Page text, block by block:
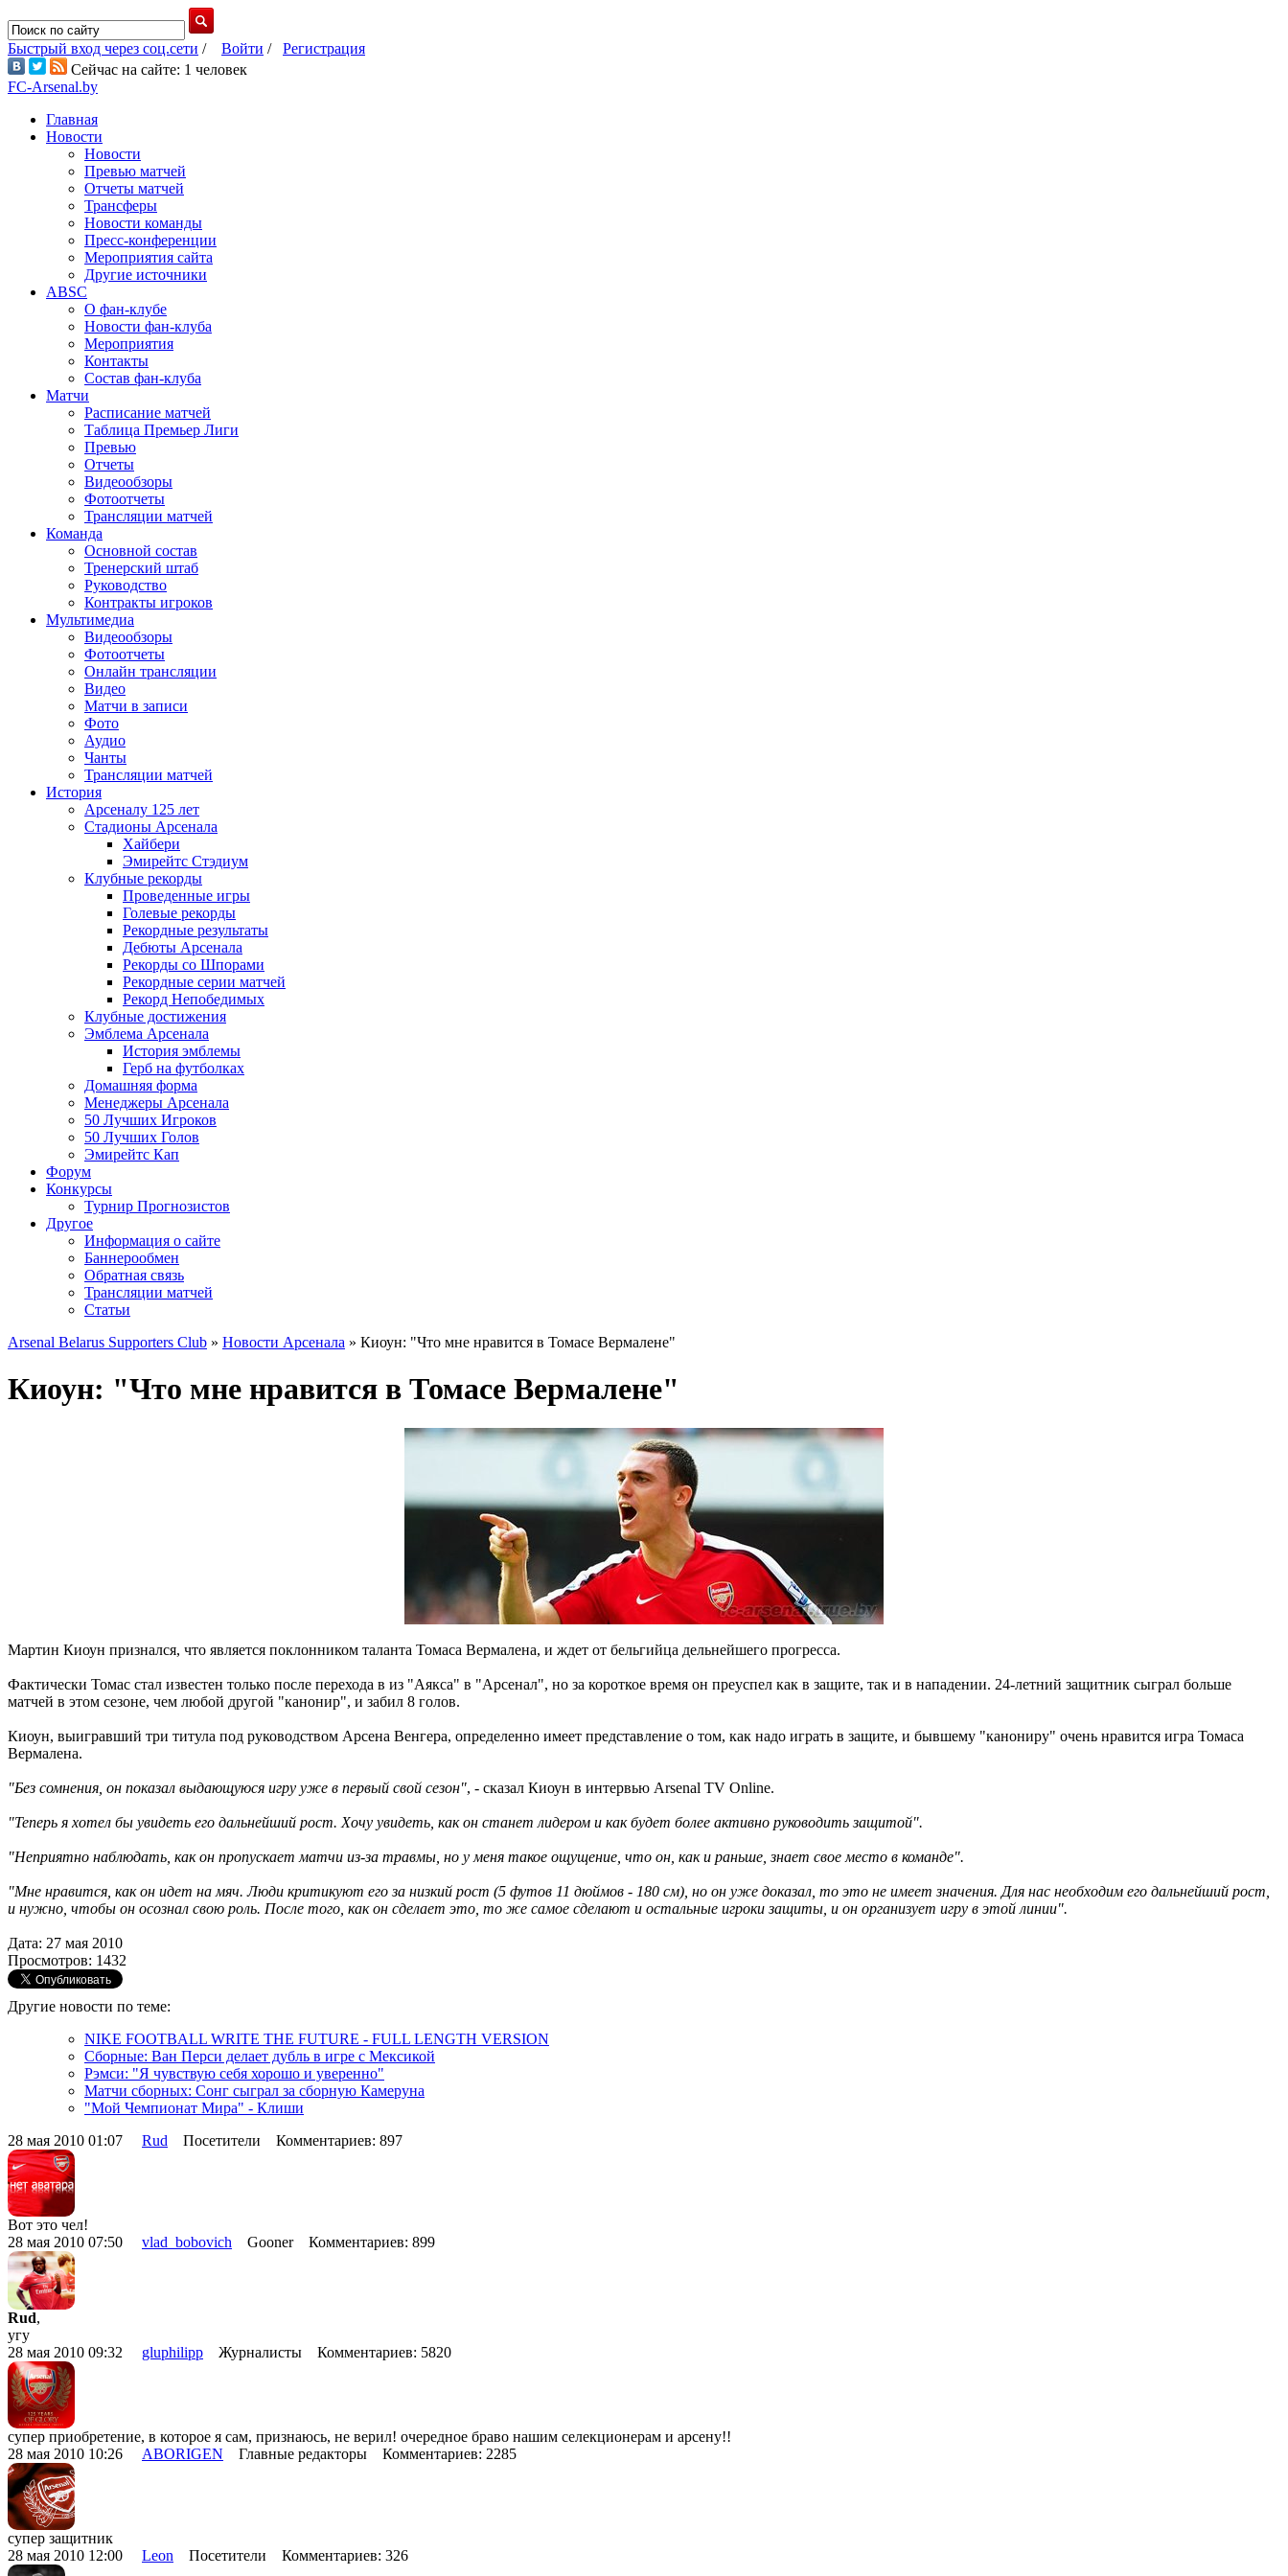
Быстрый вход через соц.сети / Войти / Регистрация
Сейчас на сайте: 1 человек
FC-Arsenal.by
Главная
Новости
Новости
Превью матчей
Отчеты матчей
Трансферы
Новости команды
Пресс-конференции
Мероприятия сайта
Другие источники
ABSC
О фан-клубе
Новости фан-клуба
Мероприятия
Контакты
Состав фан-клуба
Матчи
Расписание матчей
Таблица Премьер Лиги
Превью
Отчеты
Видеообзоры
Фотоотчеты
Трансляции матчей
Команда
Основной состав
Тренерский штаб
Руководство
Контракты игроков
Мультимедиа
Видеообзоры
Фотоотчеты
Онлайн трансляции
Видео
Матчи в записи
Фото
Аудио
Чанты
Трансляции матчей
История
Арсеналу 125 лет
Стадионы Арсенала
Хайбери
Эмирейтс Стэдиум
Клубные рекорды
Проведенные игры
Голевые рекорды
Рекордные результаты
Дебюты Арсенала
Рекорды со Шпорами
Рекордные серии матчей
Рекорд Непобедимых
Клубные достижения
Эмблема Арсенала
История эмблемы
Герб на футболках
Домашняя форма
Менеджеры Арсенала
50 Лучших Игроков
50 Лучших Голов
Эмирейтс Кап
Форум
Конкурсы
Турнир Прогнозистов
Другое
Информация о сайте
Баннерообмен
Обратная связь
Трансляции матчей
Статьи
Arsenal Belarus Supporters Club » Новости Арсенала » Киоун: "Что мне нравится в Томасе Вермалене"
Киоун: "Что мне нравится в Томасе Вермалене"
Мартин Киоун признался, что является поклонником таланта Томаса Вермалена, и ждет от бельгийца дельнейшего прогресса.
Фактически Томас стал известен только после перехода в из "Аякса" в "Арсенал", но за короткое время он преуспел как в защите, так и в нападении. 24-летний защитник сыграл больше
матчей в этом сезоне, чем любой другой "канонир", и забил 8 голов.
Киоун, выигравший три титула под руководством Арсена Венгера, определенно имеет представление о том, как надо играть в защите, и бывшему "канониру" очень нравится игра Томаса
Вермалена.
"Без сомнения, он показал выдающуюся игру уже в первый свой сезон", - сказал Киоун в интервью Arsenal TV Online.
"Теперь я хотел бы увидеть его дальнейший рост. Хочу увидеть, как он станет лидером и как будет более активно руководить защитой".
"Неприятно наблюдать, как он пропускает матчи из-за травмы, но у меня такое ощущение, что он, как и раньше, знает свое место в команде".
"Мне нравится, как он идет на мяч. Люди критикуют его за низкий рост (5 футов 11 дюймов - 180 см), но он уже доказал, то это не имеет значения. Для нас необходим его дальнейший рост,
и нужно, чтобы он осознал свою роль. После того, как он сделает это, то же самое сделают и остальные игроки защиты, и он организует игру в этой линии".
Дата: 27 мая 2010
Просмотров: 1432
Другие новости по теме:
NIKE FOOTBALL WRITE THE FUTURE - FULL LENGTH VERSION
Сборные: Ван Перси делает дубль в игре с Мексикой
Рэмси: "Я чувствую себя хорошо и уверенно"
Матчи сборных: Сонг сыграл за сборную Камеруна
"Мой Чемпионат Мира" - Клиши
28 мая 2010 01:07 Rud Посетители Комментариев: 897
Вот это чел!
28 мая 2010 07:50 vlad_bobovich Gooner Комментариев: 899
Rud,
угу
28 мая 2010 09:32 gluphilipp Журналисты Комментариев: 5820
супер приобретение, в которое я сам, признаюсь, не верил! очередное браво нашим селекционерам и арсену!!
28 мая 2010 10:26 ABORIGEN Главные редакторы Комментариев: 2285
супер защитник
28 мая 2010 12:00 Leon Посетители Комментариев: 326